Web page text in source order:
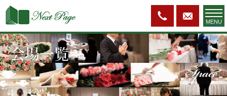
MENU
会場一覧 Space